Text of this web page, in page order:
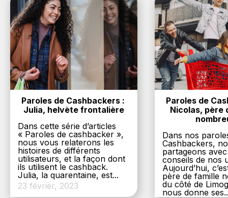
Paroles de Cashbackers :
Julia, helvète frontalière
Dans cette série d’articles
« Paroles de cashbacker »,
nous vous relaterons les
histoires de différents
utilisateurs, et la façon dont
ils utilisent le cashback.
Julia, la quarentaine, est...
23 février, 2023
Paroles de
Nicolas, père
Dans nos
Cashbackers,
partageons
conseils de nos
Aujourd’hui,
père de famille
du côté de
nous donne